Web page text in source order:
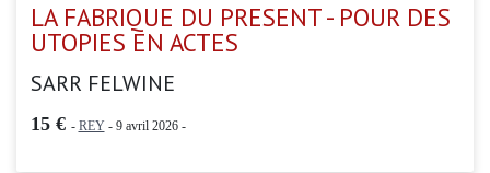
LA FABRIQUE DU PRESENT - POUR DES
UTOPIES EN ACTES
SARR FELWINE
15 € - REY- 9 avril 2026 -